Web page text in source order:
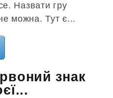
Назвати гру
можна. Тут є...
знак